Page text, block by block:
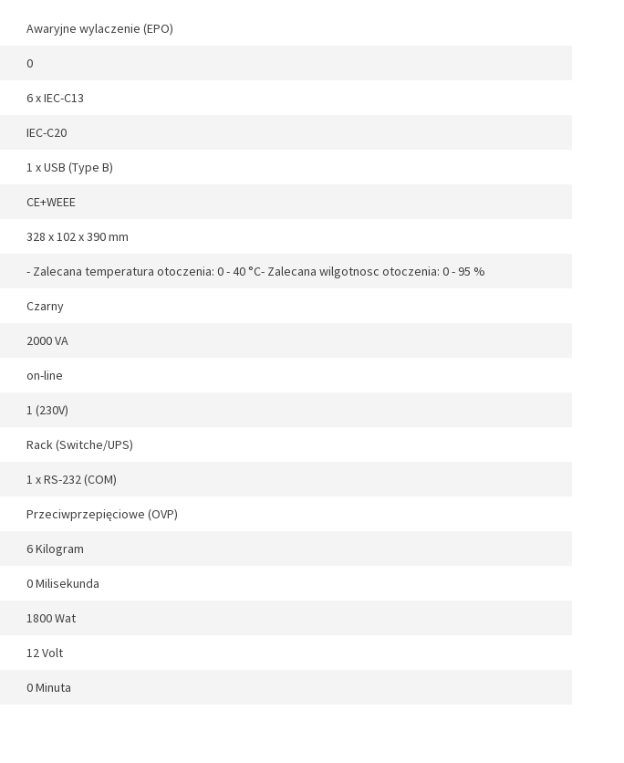
Awaryjne wylaczenie (EPO)
0
6 x IEC-C13
IEC-C20
1 x USB (Type B)
CE+WEEE
328 x 102 x 390 mm
- Zalecana temperatura otoczenia: 0 - 40 °C- Zalecana wilgotnosc otoczenia: 0 - 95 %
Czarny
2000 VA
on-line
1 (230V)
Rack (Switche/UPS)
1 x RS-232 (COM)
Przeciwprzepięciowe (OVP)
6 Kilogram
0 Milisekunda
1800 Wat
12 Volt
0 Minuta